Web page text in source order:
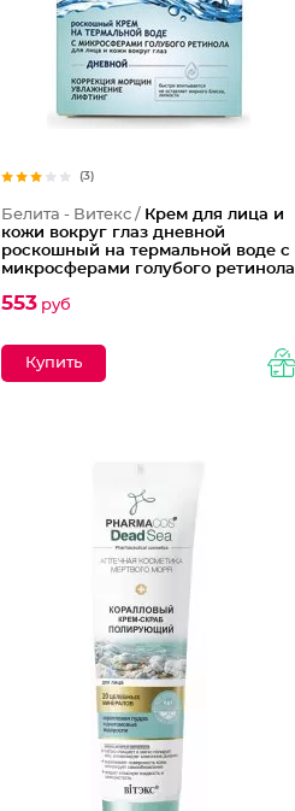
(3)
Белита - Витекс / Крем для лица и
кожи вокруг глаз дневной
роскошный на термальной воде с
микросферами голубого ретинола
553 руб